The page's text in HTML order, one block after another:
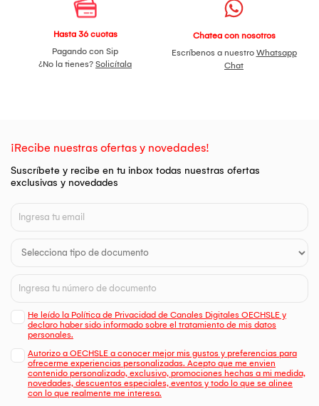
Hasta 36 cuotas
Pagando con Sip
¿No la tienes? Solicítala
Chatea con nosotros
Escríbenos a nuestro Whatsapp
Chat
¡Recibe nuestras ofertas y novedades!
Suscríbete y recibe en tu inbox todas nuestras ofertas
exclusivas y novedades
He leído la Política de Privacidad de Canales Digitales OECHSLE y
declaro haber sido informado sobre el tratamiento de mis datos
personales.
Autorizo a OECHSLE a conocer mejor mis gustos y preferencias para
ofrecerme experiencias personalizadas. Acepto que me envien
contenido personalizado, exclusivo, promociones hechas a mi medida,
novedades, descuentos especiales, eventos y todo lo que se alinee
con lo que realmente me interesa.